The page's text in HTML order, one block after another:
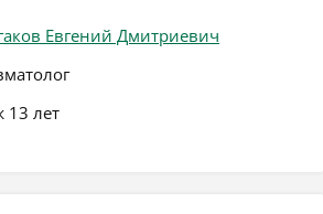
Евгений Дмитриевич
13 лет